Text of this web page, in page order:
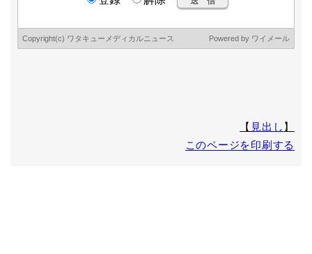
その他個人情報の安全管理のために必要かつ適切な措置を講
じています。
TEL 075-361-4130 (受付時間 9:00～17:00 但し、土日・
【 見出し 】
このページを印刷する